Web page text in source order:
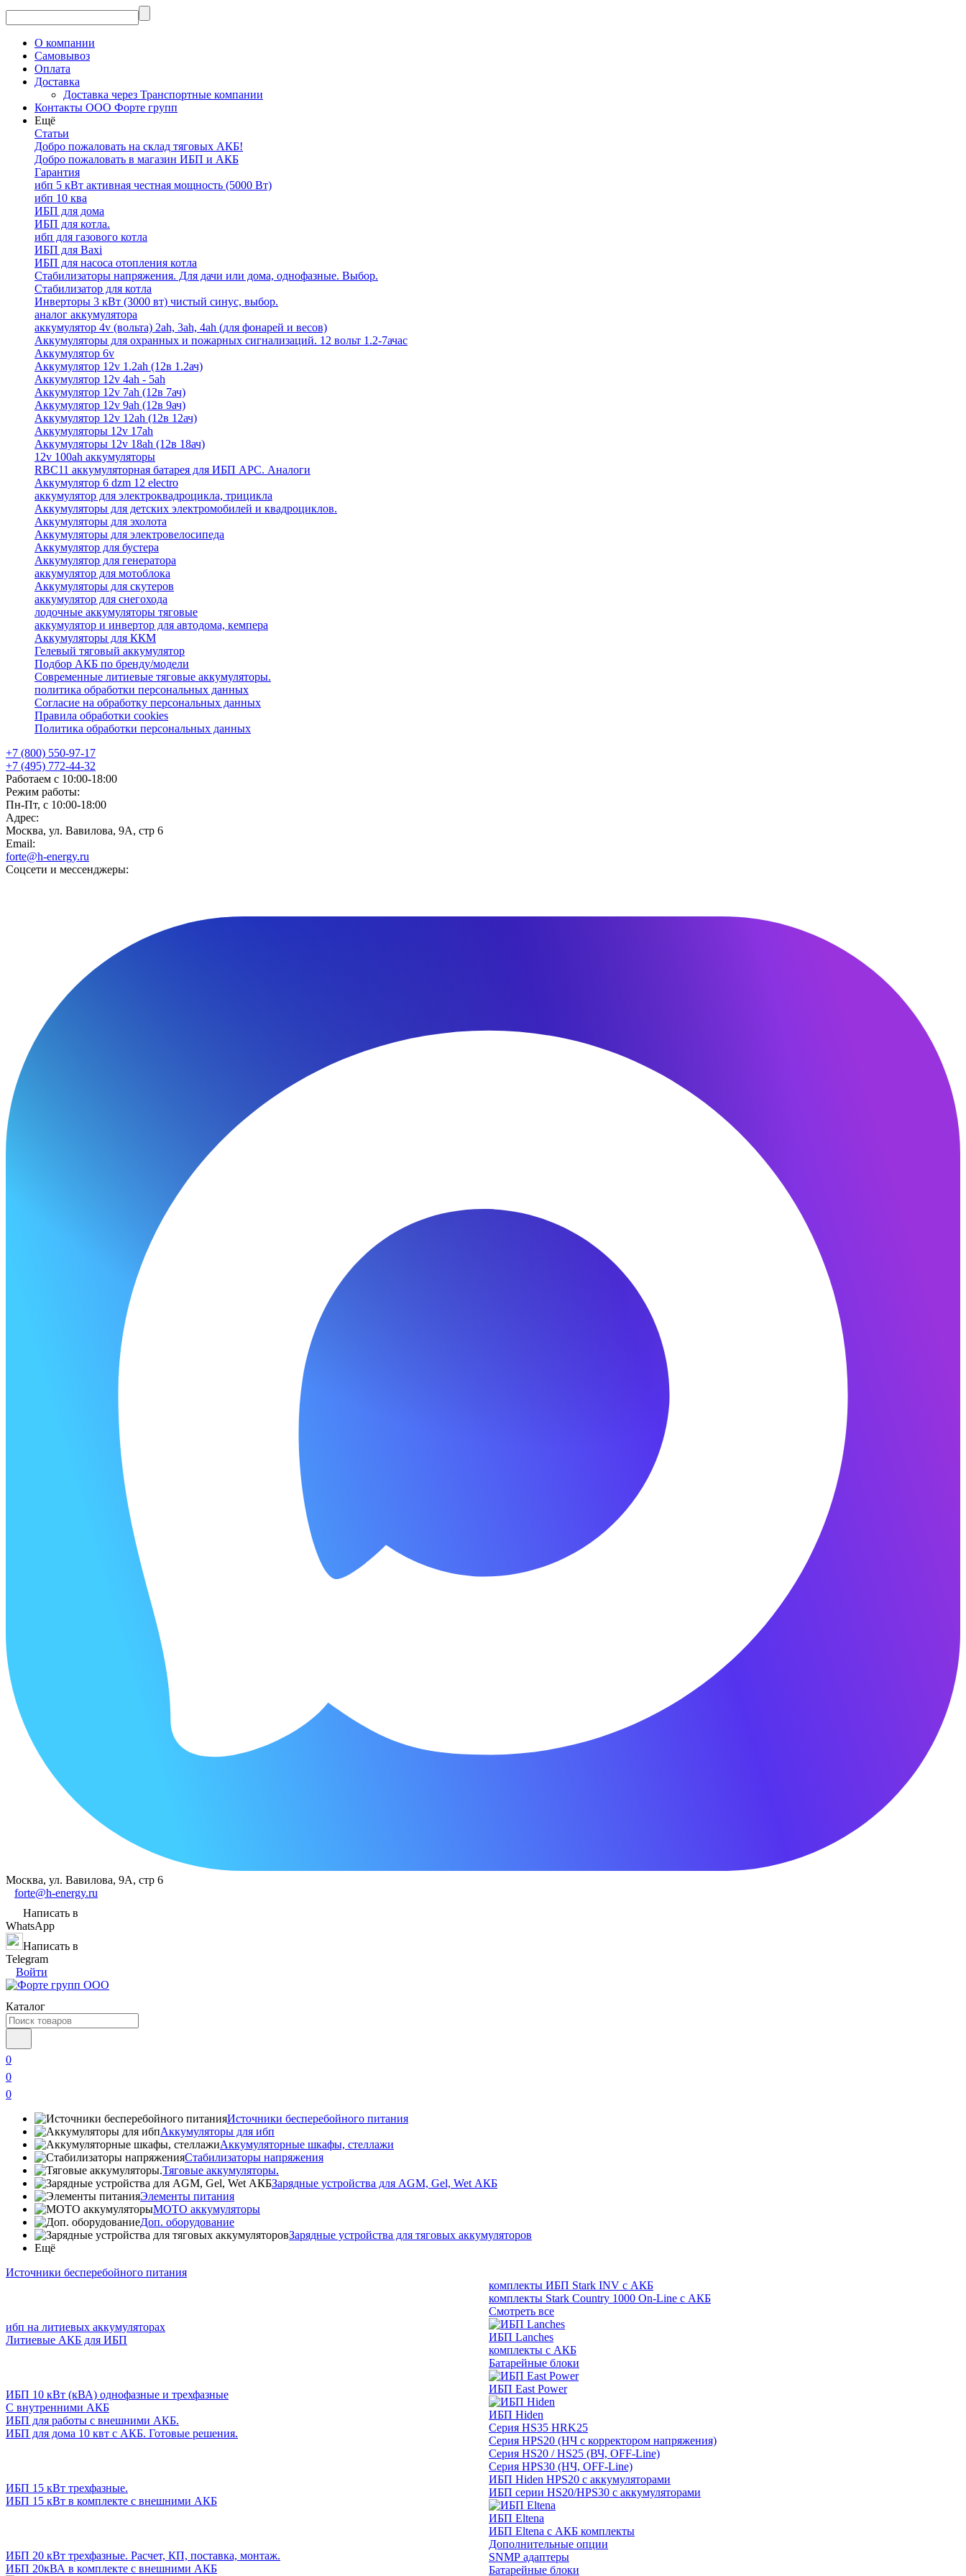
О компании
Самовывоз
Оплата
Доставка
Доставка через Транспортные компании
Контакты ООО Форте групп
Ещё
Статьи
Добро пожаловать на склад тяговых АКБ!
Добро пожаловать в магазин ИБП и АКБ
Гарантия
ибп 5 кВт активная честная мощность (5000 Вт)
ибп 10 ква
ИБП для дома
ИБП для котла.
ибп для газового котла
ИБП для Baxi
ИБП для насоса отопления котла
Стабилизаторы напряжения. Для дачи или дома, однофазные. Выбор.
Стабилизатор для котла
Инверторы 3 кВт (3000 вт) чистый синус, выбор.
аналог аккумулятора
аккумулятор 4v (вольта) 2ah, 3ah, 4ah (для фонарей и весов)
Аккумуляторы для охранных и пожарных сигнализаций. 12 вольт 1.2-7ачас
Аккумулятор 6v
Аккумулятор 12v 1.2ah (12в 1.2ач)
Аккумулятор 12v 4ah - 5ah
Аккумулятор 12v 7ah (12в 7ач)
Аккумулятор 12v 9ah (12в 9ач)
Аккумулятор 12v 12ah (12в 12ач)
Аккумуляторы 12v 17ah
Аккумуляторы 12v 18ah (12в 18ач)
12v 100ah аккумуляторы
RBC11 аккумуляторная батарея для ИБП APC. Аналоги
Аккумулятор 6 dzm 12 electro
аккумулятор для электроквадроцикла, трицикла
Аккумуляторы для детских электромобилей и квадроциклов.
Аккумуляторы для эхолота
Аккумуляторы для электровелосипеда
Аккумулятор для бустера
Аккумулятор для генератора
аккумулятор для мотоблока
Аккумуляторы для скутеров
аккумулятор для снегохода
лодочные аккумуляторы тяговые
аккумулятор и инвертор для автодома, кемпера
Аккумуляторы для ККМ
Гелевый тяговый аккумулятор
Подбор АКБ по бренду/модели
Современные литиевые тяговые аккумуляторы.
политика обработки персональных данных
Согласие на обработку персональных данных
Правила обработки cookies
Политика обработки персональных данных
+7 (800) 550-97-17
+7 (495) 772-44-32
Работаем с 10:00-18:00
Режим работы:
Пн-Пт, с 10:00-18:00
Адрес:
Москва, ул. Вавилова, 9А, стр 6
Email:
forte@h-energy.ru
Соцсети и мессенджеры:
Москва, ул. Вавилова, 9А, стр 6
forte@h-energy.ru
Написать в
WhatsApp
Написать в
Telegram
Войти
Каталог
0
0
0
Источники бесперебойного питания
Аккумуляторы для ибп
Аккумуляторные шкафы, стеллажи
Стабилизаторы напряжения
Тяговые аккумуляторы.
Зарядные устройства для AGM, Gel, Wet АКБ
Элементы питания
МОТО аккумуляторы
Доп. оборудование
Зарядные устройства для тяговых аккумуляторов
Ещё
Источники бесперебойного питания
ибп на литиевых аккумуляторах
Литиевые АКБ для ИБП
ИБП 10 кВт (кВА) однофазные и трехфазные
С внутренними АКБ
ИБП для работы с внешними АКБ.
ИБП для дома 10 квт с АКБ. Готовые решения.
ИБП 15 кВт трехфазные.
ИБП 15 кВт в комплекте с внешними АКБ
ИБП 20 кВт трехфазные. Расчет, КП, поставка, монтаж.
ИБП 20кВА в комплекте с внешними АКБ
комплекты ИБП Stark INV с АКБ
комплекты Stark Country 1000 On-Line с АКБ
Смотреть все
ИБП Lanches
комплекты с АКБ
Батарейные блоки
ИБП East Power
ИБП Hiden
Серия HS35 HRK25
Серия HPS20 (НЧ с корректором напряжения)
Серия HS20 / HS25 (ВЧ, OFF-Line)
Серия HPS30 (НЧ, OFF-Line)
ИБП Hiden HPS20 с аккумуляторами
ИБП серии HS20/HPS30 с аккумуляторами
ИБП Eltena
ИБП Eltena с АКБ комплекты
Дополнительные опции
SNMP адаптеры
Батарейные блоки